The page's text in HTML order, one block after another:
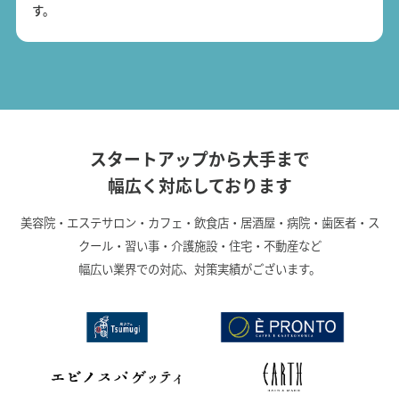
す。
スタートアップから大手まで
幅広く対応しております
美容院・エステサロン・カフェ・飲食店・居酒屋・病院・歯医者・ス
クール・習い事・介護施設・住宅・不動産など
幅広い業界での対応、対策実績がございます。